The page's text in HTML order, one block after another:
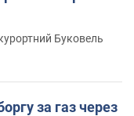
Буковель
за газ через